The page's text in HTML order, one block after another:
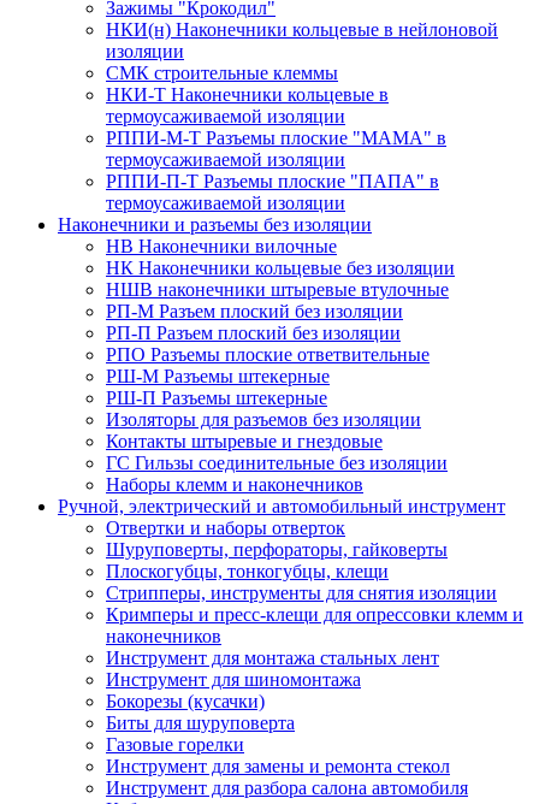
Зажимы "Крокодил"
НКИ(н) Наконечники кольцевые в нейлоновой
изоляции
СМК строительные клеммы
НКИ-Т Наконечники кольцевые в
термоусаживаемой изоляции
РППИ-М-Т Разъемы плоские "МАМА" в
термоусаживаемой изоляции
РППИ-П-Т Разъемы плоские "ПАПА" в
термоусаживаемой изоляции
Наконечники и разъемы без изоляции
НВ Наконечники вилочные
НК Наконечники кольцевые без изоляции
НШВ наконечники штыревые втулочные
РП-М Разъем плоский без изоляции
РП-П Разъем плоский без изоляции
РПО Разъемы плоские ответвительные
РШ-М Разъемы штекерные
РШ-П Разъемы штекерные
Изоляторы для разъемов без изоляции
Контакты штыревые и гнездовые
ГС Гильзы соединительные без изоляции
Наборы клемм и наконечников
Ручной, электрический и автомобильный инструмент
Отвертки и наборы отверток
Шуруповерты, перфораторы, гайковерты
Плоскогубцы, тонкогубцы, клещи
Стрипперы, инструменты для снятия изоляции
Кримперы и пресс-клещи для опрессовки клемм и
наконечников
Инструмент для монтажа стальных лент
Инструмент для шиномонтажа
Бокорезы (кусачки)
Биты для шуруповерта
Газовые горелки
Инструмент для замены и ремонта стекол
Инструмент для разбора салона автомобиля